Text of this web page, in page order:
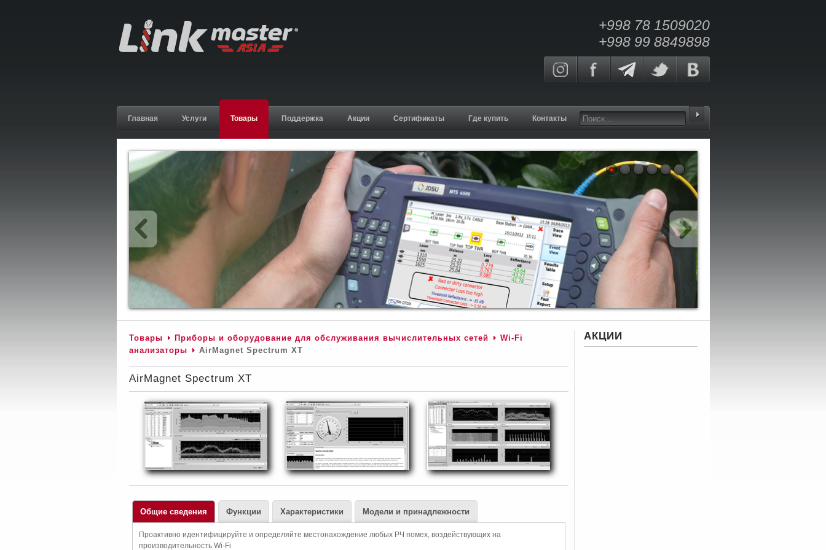
+998 78 1509020
+998 99 8849898
Главная Услуги Товары Поддержка Акции Сертификаты Где купить Контакты
Товары Приборы и оборудование для обслуживания вычислительных сетей
Wi-Fi
анализаторы
AirMagnet Spectrum XT
AirMagnet Spectrum XT
Общие сведения
Проактивно идентифицируйте и определяйте местонахождение любых РЧ помех, воздействующих на
производительность Wi-Fi
Функции Характеристики Модели и принадлежности
АКЦИИ